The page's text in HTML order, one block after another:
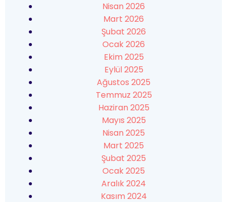
Nisan 2026
Mart 2026
Şubat 2026
Ocak 2026
Ekim 2025
Eylül 2025
Ağustos 2025
Temmuz 2025
Haziran 2025
Mayıs 2025
Nisan 2025
Mart 2025
Şubat 2025
Ocak 2025
Aralık 2024
Kasım 2024